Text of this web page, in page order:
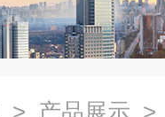
> 产品展示